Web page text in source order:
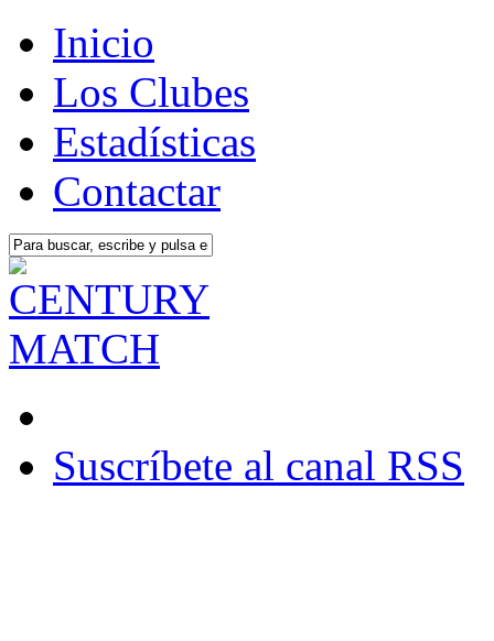
Inicio
Los Clubes
Estadísticas
Contactar
Suscríbete al canal RSS